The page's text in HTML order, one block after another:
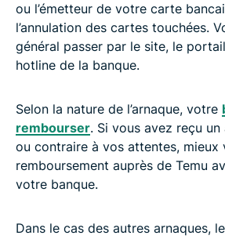
ou l’émetteur de votre carte
l’annulation des cartes touchées.
général passer par le site, le
hotline de la banque.
Selon la nature de l’arnaque, votre
rembourser. Si vous avez reçu
ou contraire à vos attentes, mieux
remboursement auprès de Temu
votre banque.
Dans le cas des autres arnaques,